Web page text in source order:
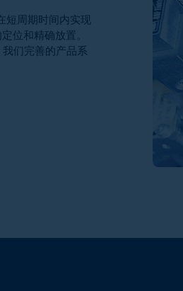
短周期时间内实现
位和精确放置。
们完善的产品系